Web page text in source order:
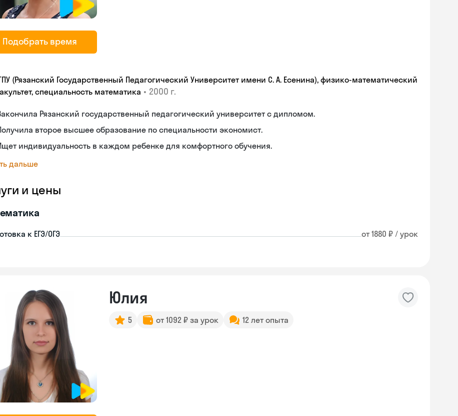
Подобрать время
(Рязанский Государственный Педагогический Университет имени С. А. Есенина), физико-математический
специальность математика • 2000 г.
Рязанский государственный педагогический университет с дипломом.
второе высшее образование по специальности экономист.
индивидуальность в каждом ребенке для комфортного обучения.
дальше
и цены
к ЕГЭ/ОГЭ от 1880 ₽ / урок
Юлия
5 от 1092 ₽ за урок 12 лет опыта